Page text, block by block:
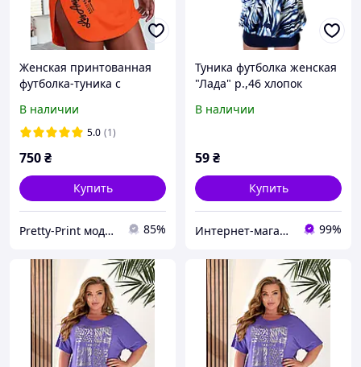
Женская принтованная
футболка-туника с
принтом "LOS ANGELES"
В наличии
5.0 (1)
750₴
Купить
Pretty-Print модная одежда с принтами по низким ценам 85%
Туника футболка женская
"Лада" р.,46 хлопок
3шт по 49грн
В наличии
59₴
Купить
Интернет-магазин "Задарма" 99%